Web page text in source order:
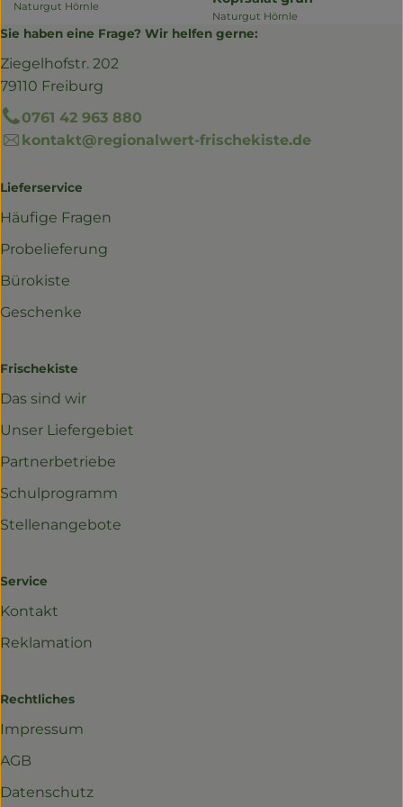
, Herkunft:
Naturgut Hörnle
, Herkunft:
Naturgut Hörnle
Sie haben eine Frage? Wir helfen gerne:
Ziegelhofstr. 202
79110 Freiburg
0761 42 963 880
kontakt@regionalwert-frischekiste.de
Lieferservice
Häufige Fragen
Probelieferung
Bürokiste
Geschenke
Frischekiste
Das sind wir
Unser Liefergebiet
Partnerbetriebe
Schulprogramm
Stellenangebote
Service
Kontakt
Reklamation
Rechtliches
Impressum
AGB
Datenschutz